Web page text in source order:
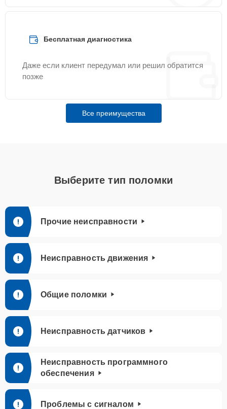
Бесплатная диагностика
Даже если клиент передумал или решил обратится
позже
Все преимущества
Выберите тип поломки
Прочие неисправности
Неисправность движения
Общие поломки
Неисправность датчиков
Неисправность программного
обеспечения
Проблемы с сигналом